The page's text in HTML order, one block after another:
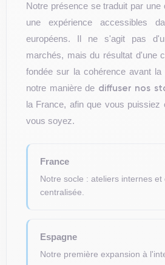
Notre présence se traduit par une
une expérience accessibles
européens. Il ne s'agit pas
marchés, mais du résultat d'une
fondée sur la cohérence avant
notre manière de diffuser nos
la France, afin que vous puissiez
vous soyez.
France
Notre socle : ateliers internes et
centralisée.
Espagne
Notre première expansion à